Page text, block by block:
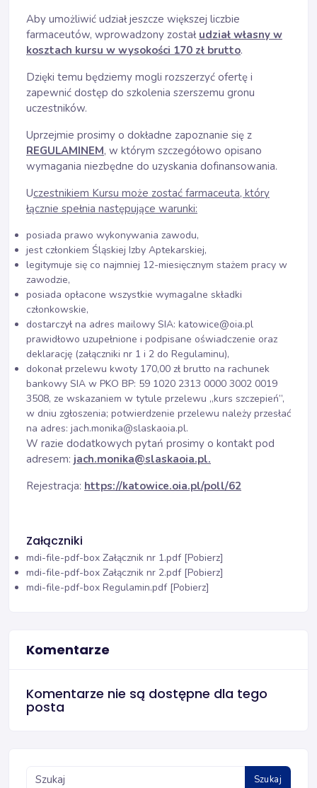
Aby umożliwić udział jeszcze większej liczbie
farmaceutów, wprowadzony został udział własny w
kosztach kursu w wysokości 170 zł brutto.
Dzięki temu będziemy mogli rozszerzyć ofertę i
zapewnić dostęp do szkolenia szerszemu gronu
uczestników.
Uprzejmie prosimy o dokładne zapoznanie się z
REGULAMINEM, w którym szczegółowo opisano
wymagania niezbędne do uzyskania dofinansowania.
Uczestnikiem Kursu może zostać farmaceuta, który
łącznie spełnia następujące warunki:
posiada prawo wykonywania zawodu,
jest członkiem Śląskiej Izby Aptekarskiej,
legitymuje się co najmniej 12-miesięcznym stażem pracy w
zawodzie,
posiada opłacone wszystkie wymagalne składki
członkowskie,
dostarczył na adres mailowy SIA: katowice@oia.pl
prawidłowo uzupełnione i podpisane oświadczenie oraz
deklarację (załączniki nr 1 i 2 do Regulaminu),
dokonał przelewu kwoty 170,00 zł brutto na rachunek
bankowy SIA w PKO BP: 59 1020 2313 0000 3002 0019
3508, ze wskazaniem w tytule przelewu „kurs szczepień”,
w dniu zgłoszenia; potwierdzenie przelewu należy przesłać
na adres: jach.monika@slaskaoia.pl.
W razie dodatkowych pytań prosimy o kontakt pod
adresem: jach.monika@slaskaoia.pl.
Rejestracja: https://katowice.oia.pl/poll/62
Załączniki
mdi-file-pdf-box Załącznik nr 1.pdf [Pobierz]
mdi-file-pdf-box Załącznik nr 2.pdf [Pobierz]
mdi-file-pdf-box Regulamin.pdf [Pobierz]
Komentarze
Komentarze nie są dostępne dla tego
posta
Szukaj